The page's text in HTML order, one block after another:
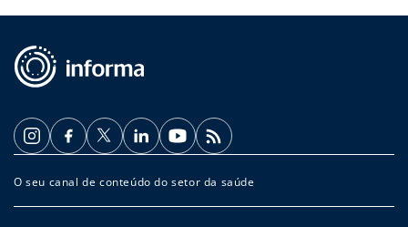
O seu canal de conteúdo do setor da saúde